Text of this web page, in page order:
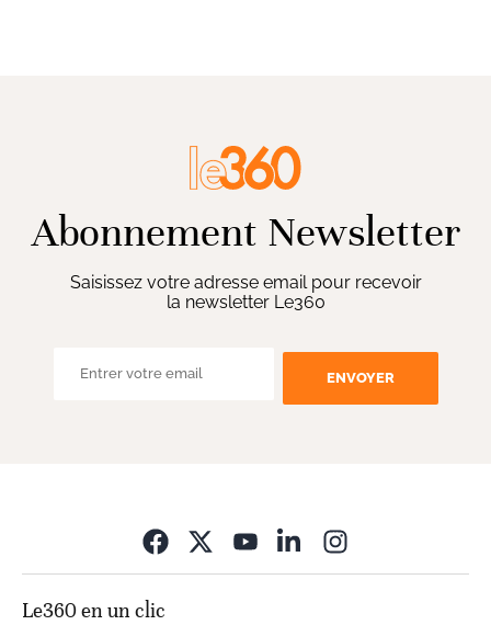
Abonnement Newsletter
Saisissez votre adresse email pour recevoir
la newsletter Le360
ENVOYER
Le360 en un clic